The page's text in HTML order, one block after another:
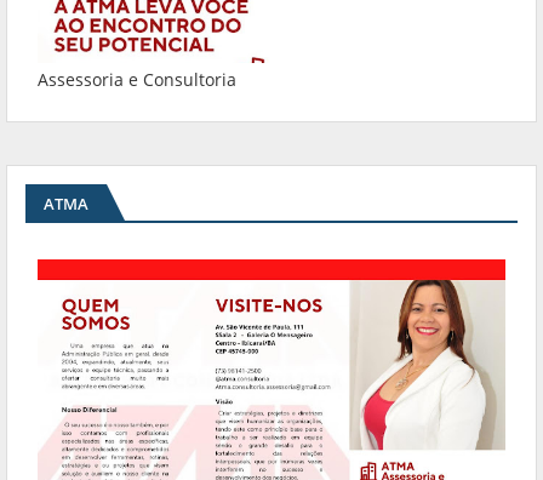
Assessoria e Consultoria
ATMA